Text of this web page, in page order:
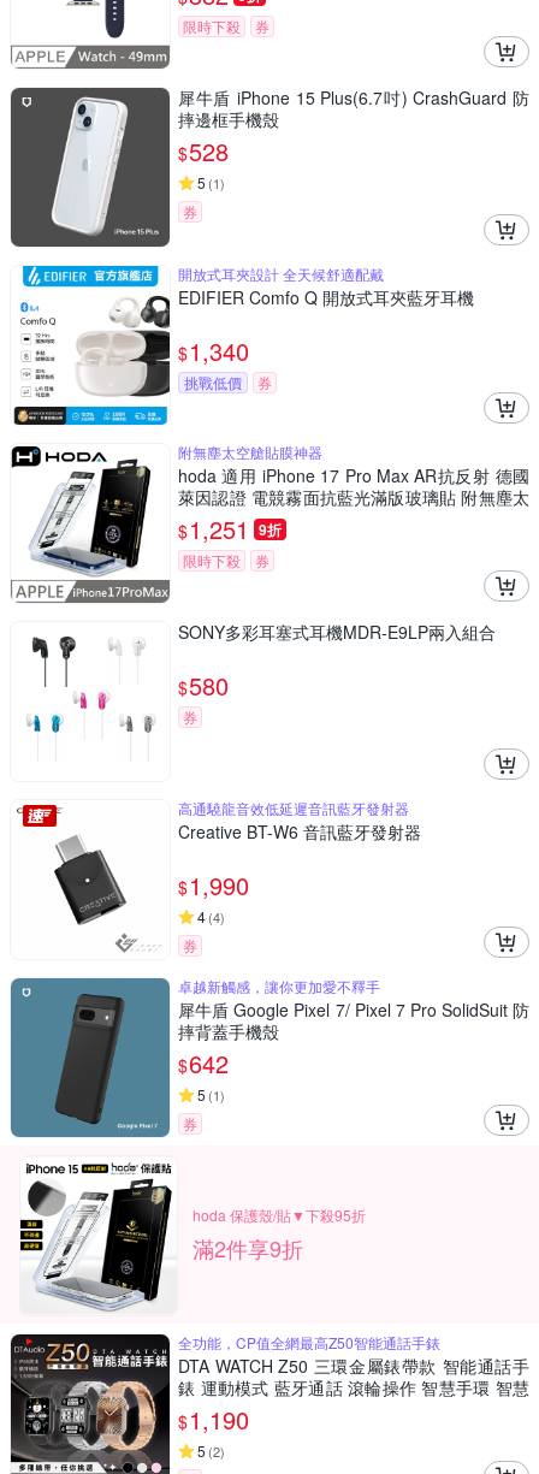
限時下殺 券
犀牛盾 iPhone 15 Plus(6.7吋) CrashGuard 防
摔邊框手機殼
$528
5 (1)
券
開放式耳夾設計 全天候舒適配戴
EDIFIER Comfo Q 開放式耳夾藍牙耳機
$1,340
挑戰低價 券
附無塵太空艙貼膜神器
hoda 適用 iPhone 17 Pro Max AR抗反射 德國
萊因認證 電競霧面抗藍光滿版玻璃貼 附無塵太
空艙貼膜神器
$1,251 9折
限時下殺 券
SONY多彩耳塞式耳機MDR-E9LP兩入組合
$580
券
高通驍龍音效低延遲音訊藍牙發射器
Creative BT-W6 音訊藍牙發射器
$1,990
4(4)
券
卓越新觸感，讓你更加愛不釋手
犀牛盾 Google Pixel 7/ Pixel 7 Pro SolidSuit 防
摔背蓋手機殼
$642
5 (1)
券
hoda 保護殼/貼▼下殺95折
滿2件享9折
全功能，CP值全網最高Z50智能通話手錶
DTA WATCH Z50 三環金屬錶帶款 智能通話手
錶 運動模式 藍牙通話 滾輪操作 智慧手環 智慧
手錶 錶盤切換
$1,190
5 (2)